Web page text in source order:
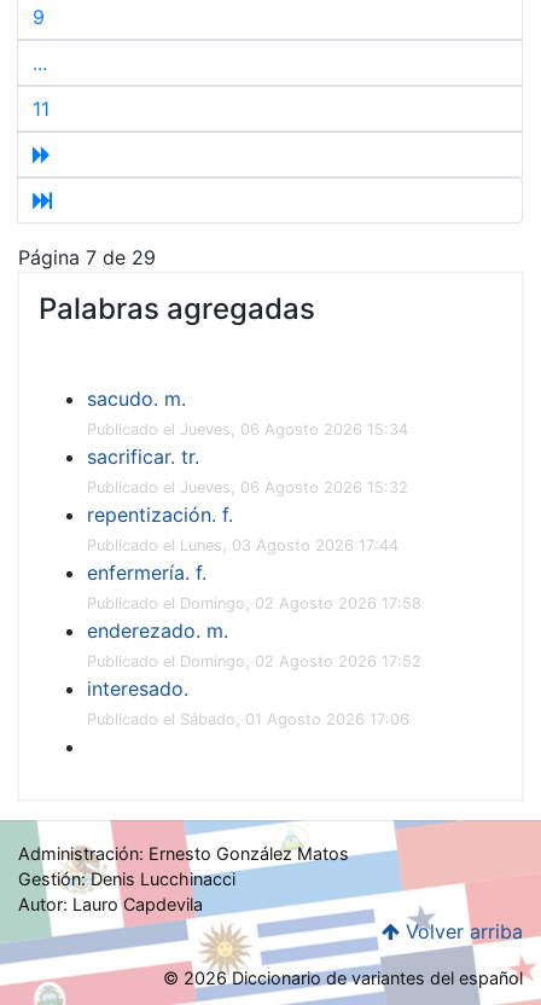
9
...
11
Página 7 de 29
Palabras agregadas
sacudo. m.
Publicado el Jueves, 06 Agosto 2026 15:34
sacrificar. tr.
Publicado el Jueves, 06 Agosto 2026 15:32
repentización. f.
Publicado el Lunes, 03 Agosto 2026 17:44
enfermería. f.
Publicado el Domingo, 02 Agosto 2026 17:58
enderezado. m.
Publicado el Domingo, 02 Agosto 2026 17:52
interesado.
Publicado el Sábado, 01 Agosto 2026 17:06
Administración: Ernesto González Matos
Gestión: Denis Lucchinacci
Autor: Lauro Capdevila
Volver arriba
© 2026 Diccionario de variantes del español